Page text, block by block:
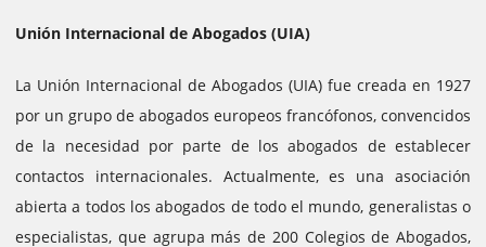
Unión Internacional de Abogados (UIA)
La Unión Internacional de Abogados (UIA) fue creada en 1927
por un grupo de abogados europeos francófonos, convencidos
de la necesidad por parte de los abogados de establecer
contactos internacionales. Actualmente, es una asociación
abierta a todos los abogados de todo el mundo, generalistas o
especialistas, que agrupa más de 200 Colegios de Abogados,